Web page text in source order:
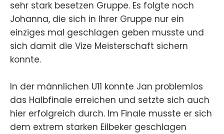
sehr stark besetzen Gruppe. Es folgte noch
Johanna, die sich in Ihrer Gruppe nur ein
einziges mal geschlagen geben musste und
sich damit die Vize Meisterschaft sichern
konnte.
In der männlichen U11 konnte Jan problemlos
das Halbfinale erreichen und setzte sich auch
hier erfolgreich durch. Im Finale musste er sich
dem extrem starken Eilbeker geschlagen